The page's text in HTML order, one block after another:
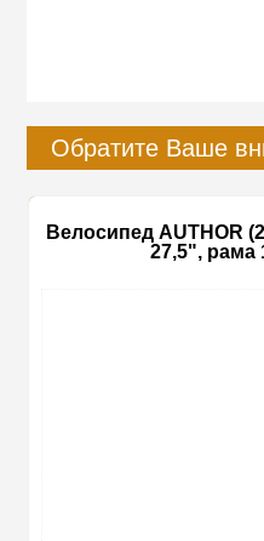
Обратите Ваше
Велосипед AUTHOR
27,5", рама